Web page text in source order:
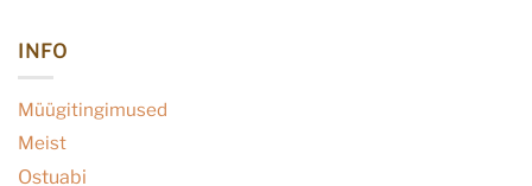
INFO
Müügitingimused
Meist
Ostuabi